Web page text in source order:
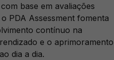
base em avaliações
PDA Assessment fomenta
contínuo na
e o aprimoramento
dia a dia.